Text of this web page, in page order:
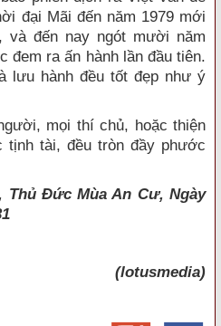
đại Mãi đến năm 1979 mới
và đến nay ngót mười năm
đem ra ấn hành lần đầu tiên.
lưu hành đều tốt đẹp như ý
mọi thí chủ, hoặc thiện
tịnh tài, đều tròn đầy phước
Thủ Đức Mùa An Cư, Ngày
(lotusmedia)